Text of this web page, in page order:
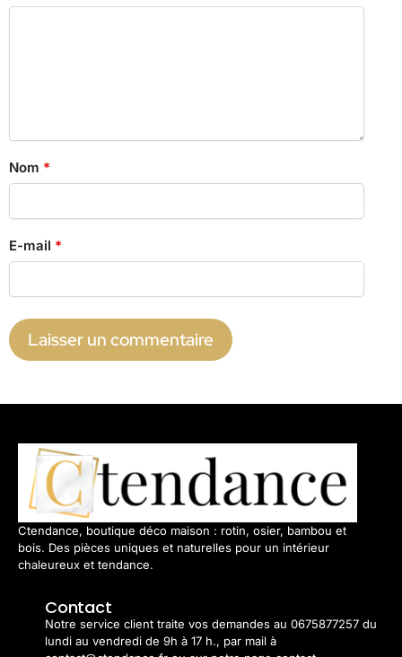
Nom *
E-mail *
Ctendance, boutique déco maison : rotin, osier, bambou et
bois. Des pièces uniques et naturelles pour un intérieur
chaleureux et tendance.
Contact
Notre service client traite vos demandes au 0675877257 du
lundi au vendredi de 9h à 17 h., par mail à